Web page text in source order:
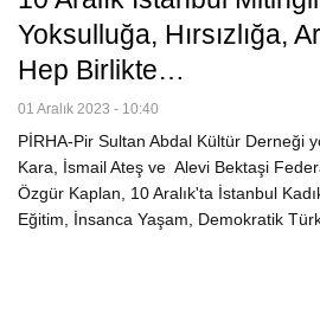
Yoksulluğa, Hırsızlığa,
Hep Birlikte…
01 Aralık 2023 - 10:40
PİRHA-Pir Sultan Abdal Kültür Derneği
Kara, İsmail Ateş ve Alevi Bektaşi
Özgür Kaplan, 10 Aralık'ta İstanbul
Eğitim, İnsanca Yaşam, Demokratik